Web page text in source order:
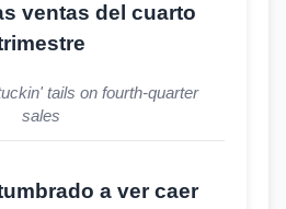
ventas del cuarto
tails on fourth-quarter
sales
a ver caer